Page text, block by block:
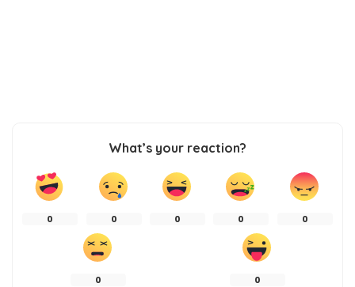
What’s your reaction?
0 0 0 0 0
0 0